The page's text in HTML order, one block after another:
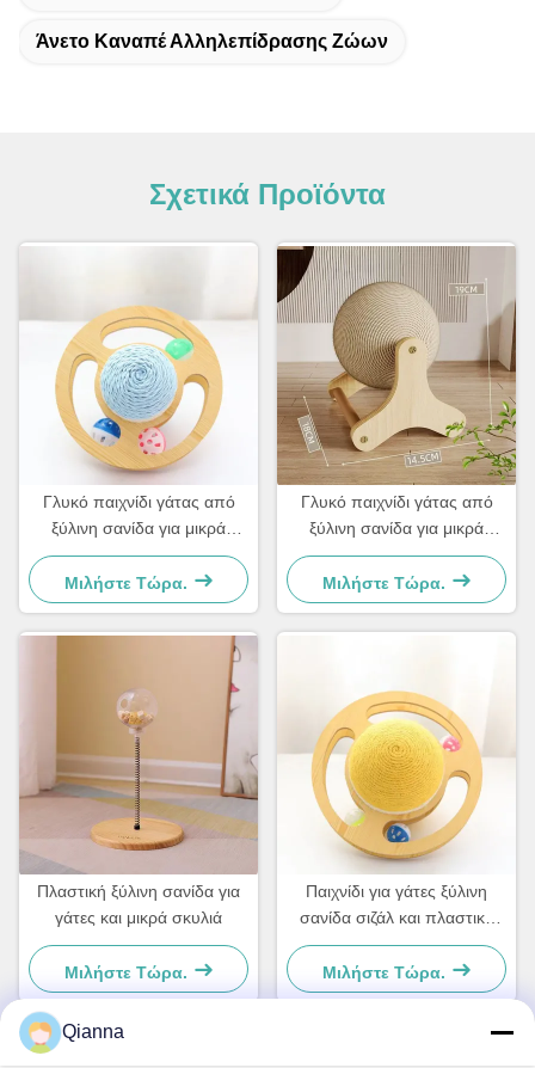
Άνετο Καναπέ Αλληλεπίδρασης Ζώων
Σχετικά Προϊόντα
Γλυκό παιχνίδι γάτας από
ξύλινη σανίδα για μικρά
σκυλιά και γάτες Απλό και
πρακτικό
Μιλήστε Τώρα.
Γλυκό παιχνίδι γάτας από
ξύλινη σανίδα για μικρά
σκυλιά και γάτες Απλό και
πρακτικό
Μιλήστε Τώρα.
Πλαστική ξύλινη σανίδα για
γάτες και μικρά σκυλιά
Μιλήστε Τώρα.
Παιχνίδι για γάτες ξύλινη
σανίδα σιζάλ και πλαστικό
Για μικρά σκυλιά και γάτες
Απλό και πρακτικό
Μιλήστε Τώρα.
Qianna